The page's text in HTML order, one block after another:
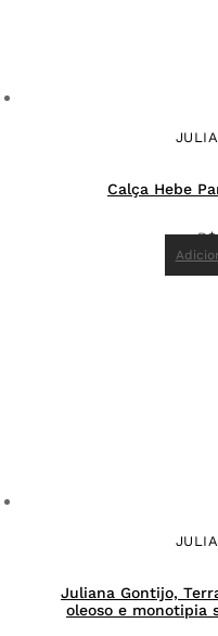
Calça Hebe
R$
Juliana Gontijo,
oleoso e monotipia